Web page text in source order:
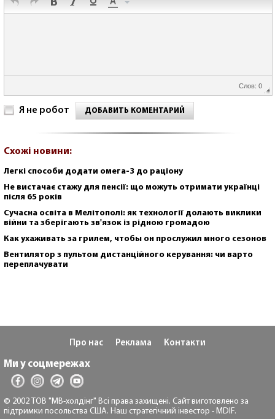
Слов: 0
Я не робот ДОБАВИТЬ КОМЕНТАРИЙ
Схожі новини:
Легкі способи додати омега-3 до раціону
Не вистачає стажу для пенсії: що можуть отримати українці
після 65 років
Сучасна освіта в Мелітополі: як технології долають виклики
війни та зберігають зв'язок із рідною громадою
Как ухаживать за грилем, чтобы он прослужил много сезонов
Вентилятор з пультом дистанційного керування: чи варто
переплачувати
Про нас Реклама Контакти
Ми у соцмережах
© 2002 ТОВ "МВ-холдінг" Всі права захищені. Сайт виготовлено за
підтримки посольства США. Наш стратегічний інвестор - MDIF.